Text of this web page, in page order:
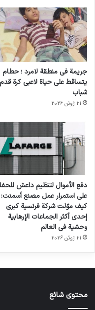
جريمة في منطقة لامرد ؛ حطام
يتساقط على حياة لاعبي كرة قدم
شباب
21 ژوئن 2026
دفع الأموال لتنظيم داعش
على استمرار عمل مصنع أسمنت:
كيف موّلت شركة فرنسية كبرى
إحدى أكثر الجماعات الإرهابية
وحشية في العالم
21 ژوئن 2026
محتوى شائع